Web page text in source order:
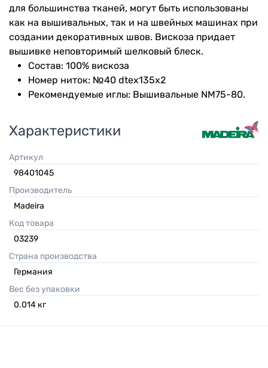
для большинства тканей, могут быть использованы
как на вышивальных, так и на швейных машинах при
создании декоративных швов. Вискоза придает
вышивке неповторимый шелковый блеск.
Состав: 100% вискоза
Номер ниток: №40 dtex135x2
Рекомендуемые иглы: Вышивальные NM75-80.
Характеристики
Артикул
98401045
Производитель
Madeira
Код товара
03239
Страна производства
Германия
Вес без упаковки
0.014 кг